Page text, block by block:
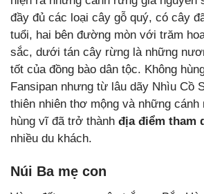
đầy đủ các loại cây gỗ quý, có cây
tuổi, hai bên đường mòn với trăm
sắc, dưới tán cây rừng là những
tốt của đồng bào dân tộc. Không
Fansipan nhưng từ lâu dãy Nhìu Cồ
thiên nhiên thơ mộng và những cánh
hùng vĩ đã trở thành địa điểm tham
nhiều du khách.
Núi Ba mẹ con